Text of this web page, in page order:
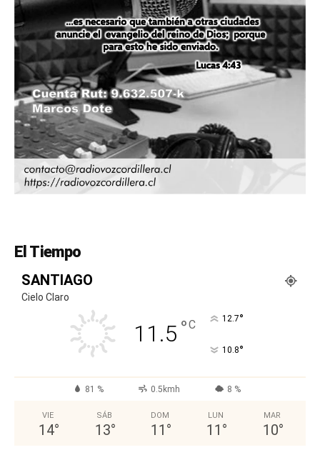
El Tiempo
SANTIAGO
Cielo Claro
11.5 °C 12.7°
10.8°
81 % 0.5kmh 8 %
VIE
14°
SÁB
13°
DOM
11 °
LUN
11 °
MAR
10°